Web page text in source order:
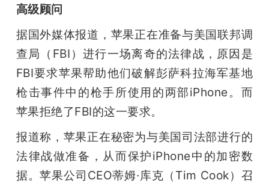
高级顾问
据国外媒体报道，苹果正在准备与美国联邦调
查局（FBI）进行一场离奇的法律战，原因是
FBI要求苹果帮助他们破解彭萨科拉海军基地
枪击事件中的枪手所使用的两部iPhone。而
苹果拒绝了FBI的这一要求。
报道称，苹果正在秘密为与美国司法部进行的
法律战做准备，从而保护iPhone中的加密数
据。苹果公司CEO蒂姆·库克（Tim Cook）召